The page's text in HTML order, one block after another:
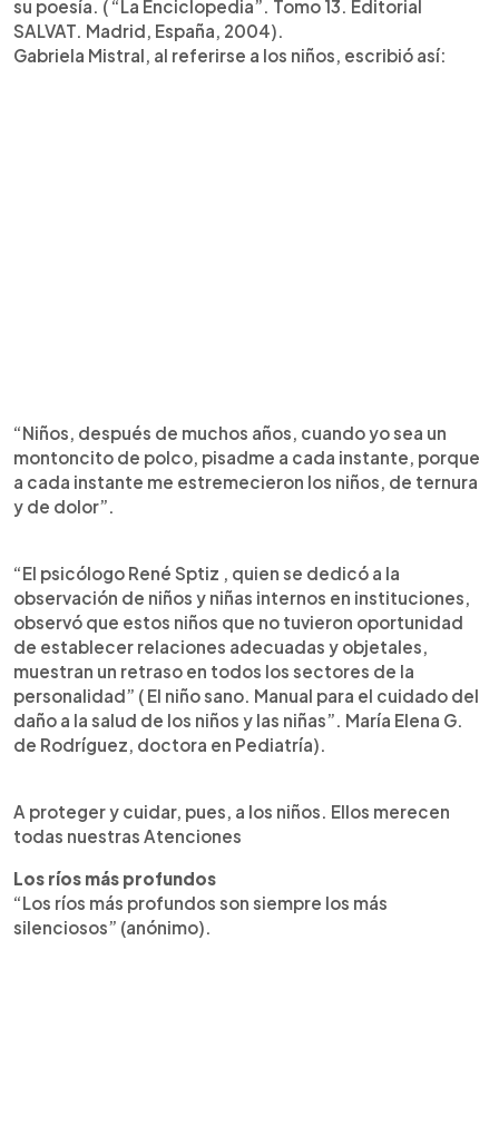
su poesía. ( “La Enciclopedia”. Tomo 13. Editorial
SALVAT. Madrid, España, 2004).
Gabriela Mistral, al referirse a los niños, escribió así:
“Niños, después de muchos años, cuando yo sea un
montoncito de polco, pisadme a cada instante, porque
a cada instante me estremecieron los niños, de ternura
y de dolor”.
“El psicólogo René Sptiz , quien se dedicó a la
observación de niños y niñas internos en instituciones,
observó que estos niños que no tuvieron oportunidad
de establecer relaciones adecuadas y objetales,
muestran un retraso en todos los sectores de la
personalidad” ( El niño sano. Manual para el cuidado del
daño a la salud de los niños y las niñas”. María Elena G.
de Rodríguez, doctora en Pediatría).
A proteger y cuidar, pues, a los niños. Ellos merecen
todas nuestras Atenciones
Los ríos más profundos
“Los ríos más profundos son siempre los más
silenciosos” (anónimo).